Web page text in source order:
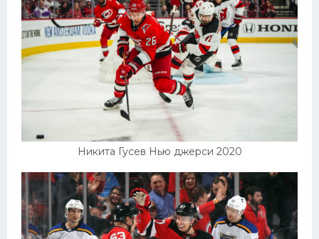
Никита Гусев Нью джерси 2020